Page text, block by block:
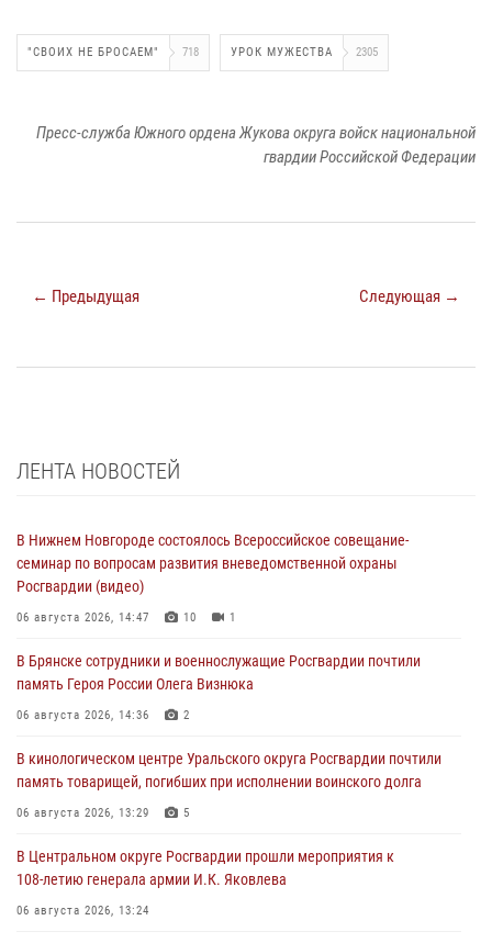
"СВОИХ НЕ БРОСАЕМ" 718 УРОК МУЖЕСТВА 2305
Пресс-служба Южного ордена Жукова округа войск национальной
гвардии Российской Федерации
← Предыдущая Следующая →
ЛЕНТА НОВОСТЕЙ
В Нижнем Новгороде состоялось Всероссийское совещание-
семинар по вопросам развития вневедомственной охраны
Росгвардии (видео)
06 августа 2026, 14:47 10 1
В Брянске сотрудники и военнослужащие Росгвардии почтили
память Героя России Олега Визнюка
06 августа 2026, 14:36 2
В кинологическом центре Уральского округа Росгвардии почтили
память товарищей, погибших при исполнении воинского долга
06 августа 2026, 13:29 5
В Центральном округе Росгвардии прошли мероприятия к
108‑летию генерала армии И.К. Яковлева
06 августа 2026, 13:24